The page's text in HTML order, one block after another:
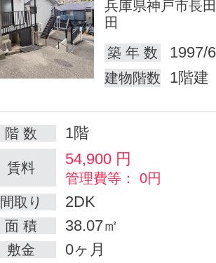
兵庫県神戸市長
田
築 年 数
1997/
建物階数 1階建
階 数 1階
賃料 54,900 円
管理費等： 0円
間取り
2DK
面 積 38.07㎡
敷金 0ヶ月